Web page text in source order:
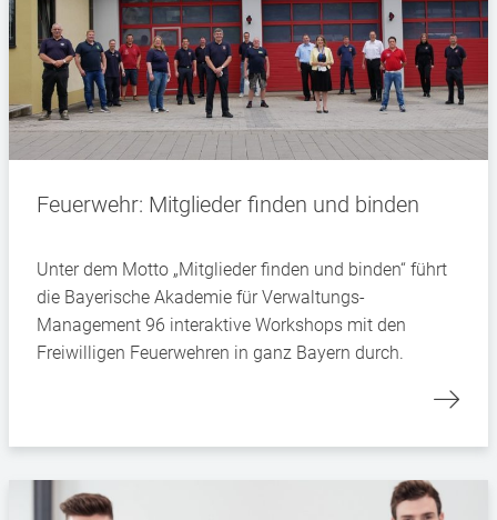
Feuerwehr: Mitglieder finden und binden
Unter dem Motto „Mitglieder finden und binden“ führt
die Bayerische Akademie für Verwaltungs-
Management 96 interaktive Workshops mit den
Freiwilligen Feuerwehren in ganz Bayern durch.